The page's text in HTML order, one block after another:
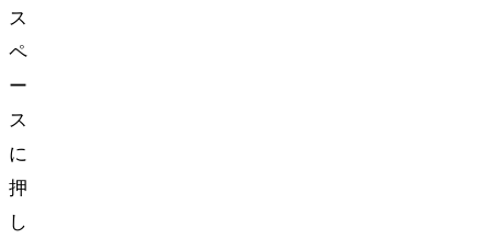
ス
ペ
ー
ス
に
押
し